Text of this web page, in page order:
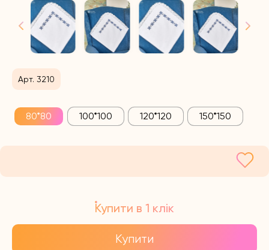
Арт. 3210
80*80 100*100 120*120 150*150
Купити в 1 клік
Купити